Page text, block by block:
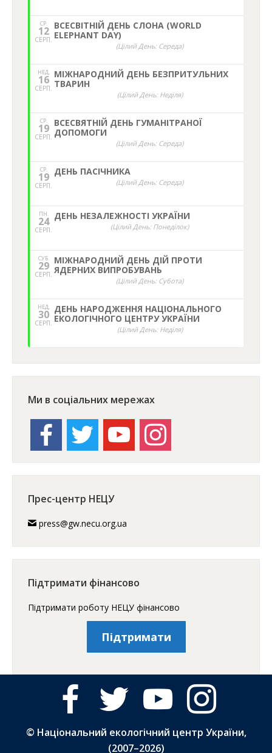
СР.
12
СЕРП.
ВСЕСВІТНІЙ ДЕНЬ СЛОНА (WORLD
ELEPHANT DAY)
(Цілий День: Середа)
НЕД,
16
СЕРП.
МІЖНАРОДНИЙ ДЕНЬ БЕЗПРИТУЛЬНИХ
ТВАРИН
(Цілий День: Неділя)
СР.
19
СЕРП.
ВСЕСВЯТНІЙ ДЕНЬ ГУМАНІТРАНОЇ
ДОПОМОГИ
(Цілий День: Середа)
СР.
19
СЕРП.
ДЕНЬ ПАСІЧНИКА
(Цілий День: Середа)
ПН.
24
СЕРП.
ДЕНЬ НЕЗАЛЕЖНОСТІ УКРАЇНИ
(Цілий День: Понеділок)
СУБ.
29
СЕРП.
МІЖНАРОДНИЙ ДЕНЬ ДІЙ ПРОТИ
ЯДЕРНИХ ВИПРОБУВАНЬ
(Цілий День: Субота)
НЕД,
30
СЕРП.
ДЕНЬ НАРОДЖЕННЯ НАЦІОНАЛЬНОГО
ЕКОЛОГІЧНОГО ЦЕНТРУ УКРАЇНИ
(Цілий День: Неділя)
Ми в соціальних мережах
facebook twitter youtube instagram
Прес-центр НЕЦУ
press@gw.necu.org.ua
Підтримати фінансово
Підтримати роботу НЕЦУ фінансово
Підтримати
facebook twitter youtube instagram
© Національний екологічний центр України,
(2007–2026)